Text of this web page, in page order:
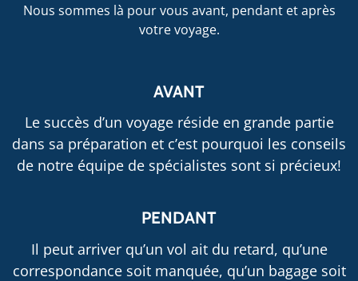
Nous sommes là pour vous avant, pendant et après
votre voyage.
AVANT
Le succès d’un voyage réside en grande partie
dans sa préparation et c’est pourquoi les conseils
de notre équipe de spécialistes sont si précieux!
PENDANT
Il peut arriver qu’un vol ait du retard, qu’une
correspondance soit manquée, qu’un bagage soit